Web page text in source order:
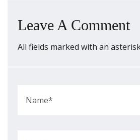
Leave A Comment
All fields marked with an